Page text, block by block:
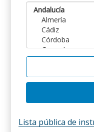
Lista pública de